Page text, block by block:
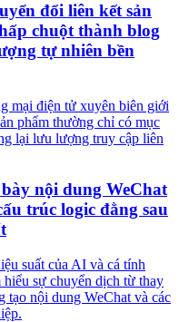
đổi liên kết sản
chuột thành blog
tự nhiên bền
mại điện tử xuyên biên giới
phẩm thường chỉ có mục
lại lưu lượng truy cập liên
nội dung WeChat
trúc logic đằng sau
suất của AI và cá tính
sự chuyển dịch từ thay
tạo nội dung WeChat và các